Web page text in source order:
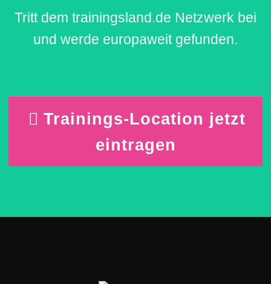
Tritt dem trainingsland.de Netzwerk bei
und werde europaweit gefunden.
Trainings-Location jetzt
eintragen